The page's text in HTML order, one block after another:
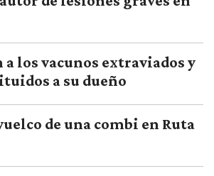
los vacunos extraviados y
a su dueño
de una combi en Ruta